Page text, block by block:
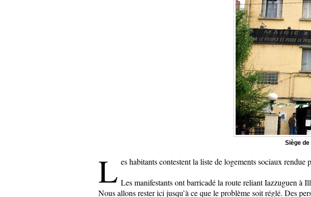
Siège de
L es habitants contestent la liste de logements sociaux
Les manifestants ont barricadé la route reliant Iazzuguen à
Nous allons rester ici jusqu’à ce que le problème soit réglé. Des